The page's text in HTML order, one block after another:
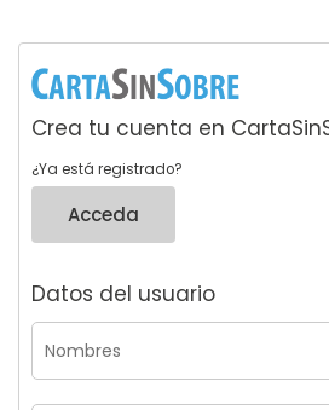
Crea tu cuenta en
¿Ya está registrado?
Acceda
Datos del usuario